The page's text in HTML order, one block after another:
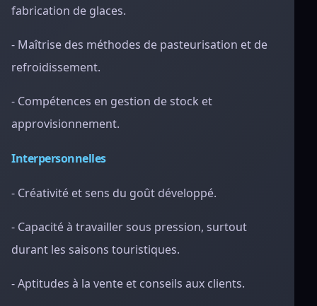
fabrication de glaces.
- Maîtrise des méthodes de pasteurisation et de
refroidissement.
- Compétences en gestion de stock et
approvisionnement.
Interpersonnelles
- Créativité et sens du goût développé.
- Capacité à travailler sous pression, surtout
durant les saisons touristiques.
- Aptitudes à la vente et conseils aux clients.